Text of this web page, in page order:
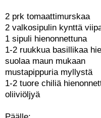
2 prk tomaattimurskaa
2 valkosipulin kynttä
1 sipuli hienonnettuna
1-2 ruukkua basillikaa
suolaa maun mukaan
mustapippuria myllystä
1-2 tuore chiliä
oliiviöljyä